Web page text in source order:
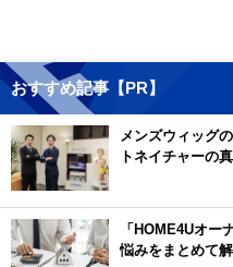
おすすめ記事【PR】
メンズウィッグ
トネイチャーの
「HOME4Uオー
悩みをまとめて